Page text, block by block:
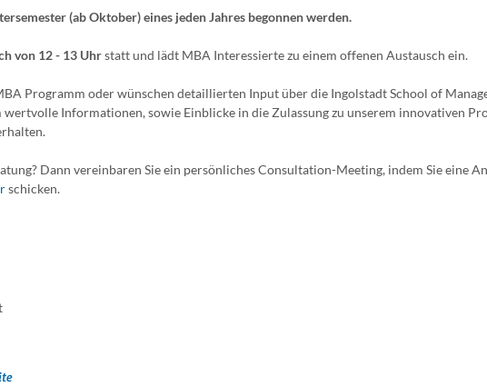
(ab Oktober) eines jeden Jahres begonnen werden.
von 12 - 13 Uhrstatt und lädt MBA Interessierte zu einem offenen Austausch ein.
Programm oder wünschen detaillierten Input über die Ingolstadt School of
wertvolle Informationen, sowie Einblicke in die Zulassung zu unserem innovativen
Dann vereinbaren Sie ein persönliches Consultation-Meeting, indem Sie eine
schicken.